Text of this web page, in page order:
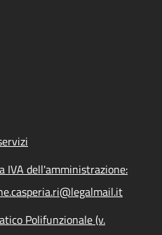
IVA dell'amministrazione:
Polifunzionale (v.